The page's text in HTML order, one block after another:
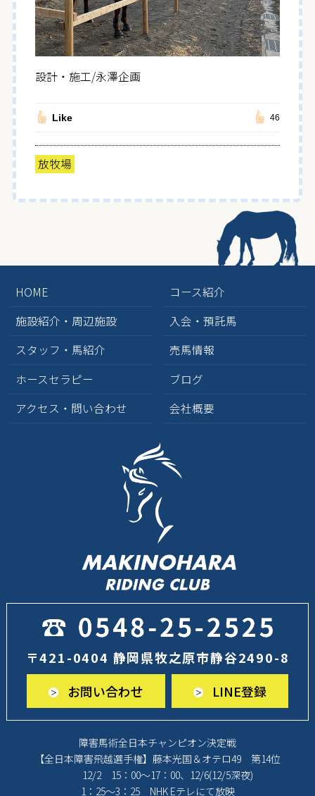
設計・施工/永澤企画
Like 46
放牧場
HOME
コース紹介
施設紹介・周辺施設
入会・預託馬
スタッフ・馬紹介
売馬情報
ホースセラピー
ブログ
アクセス・問い合わせ
会社概要
〒421-0404 静岡県牧之原市静谷2490-8
お問い合わせ
LINE登録
障害馬術全日本チャンピオン決定戦
【全日本障害飛越選手権】藤本光国＆オテロ49 第14位
12/2 15：00～17：00、12/6(12/5深夜)
1：25～3：25 NHK Eテレにて放映